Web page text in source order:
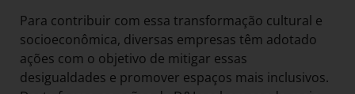
Para contribuir com essa transformação cultural e
socioeconômica, diversas empresas têm adotado
ações com o objetivo de mitigar essas
desigualdades e promover espaços mais inclusivos.